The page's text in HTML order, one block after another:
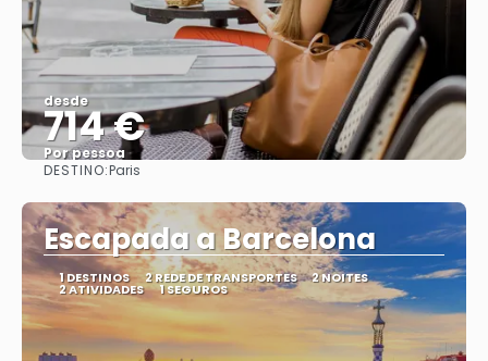
desde
714 €
Por pessoa
DESTINO:Paris
Escapada a Barcelona
1 DESTINOS 2 REDE DE TRANSPORTES 2 NOITES
2 ATIVIDADES 1 SEGUROS